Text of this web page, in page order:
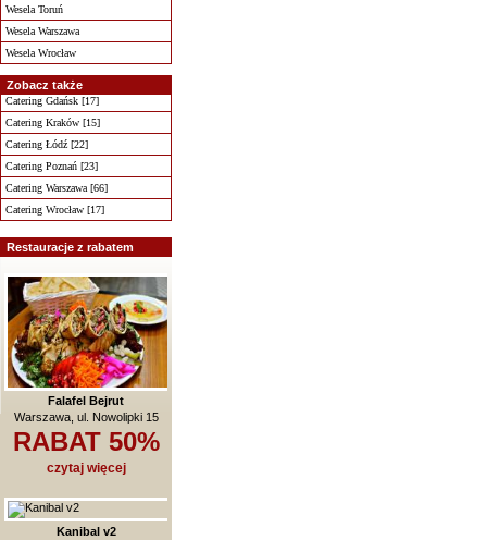
Wesela Toruń
Wesela Warszawa
Wesela Wrocław
Zobacz także
Catering Gdańsk [17]
Catering Kraków [15]
Catering Łódź [22]
Catering Poznań [23]
Catering Warszawa [66]
Catering Wrocław [17]
Restauracje z rabatem
Falafel Bejrut
Warszawa, ul. Nowolipki 15
RABAT 50%
czytaj więcej
Kanibal v2